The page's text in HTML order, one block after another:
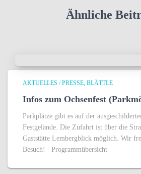
Ähnliche
AKTUELLES / PRESSE BLÄTTLE
Infos zum Ochsenfest
Parkplätze gibt es auf der
Festgelände. Die Zufahrt ist über die
Gaststätte Lembergblick möglich. Wir
Besuch! Programmübersicht